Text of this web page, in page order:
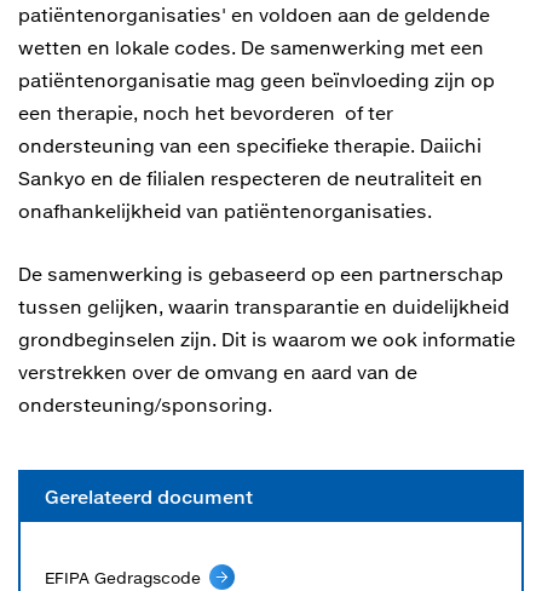
patiëntenorganisaties' en voldoen aan de geldende
wetten en lokale codes. De samenwerking met een
patiëntenorganisatie mag geen beïnvloeding zijn op
een therapie, noch het bevorderen of ter
ondersteuning van een specifieke therapie. Daiichi
Sankyo en de filialen respecteren de neutraliteit en
onafhankelijkheid van patiëntenorganisaties.
De samenwerking is gebaseerd op een partnerschap
tussen gelijken, waarin transparantie en duidelijkheid
grondbeginselen zijn. Dit is waarom we ook informatie
verstrekken over de omvang en aard van de
ondersteuning/sponsoring.
Gerelateerd document
EFIPA Gedragscode